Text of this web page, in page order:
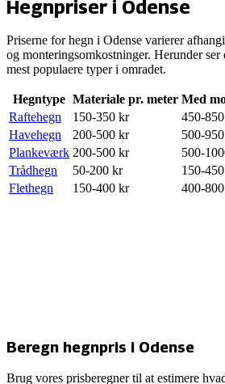
Hegnpriser i Odense
Priserne for hegn i Odense varierer
og monteringsomkostninger. Herunder
mest populaere typer i omradet.
Hegntype Materiale pr. meter Med
Raftehegn
150-350 kr 450-850
Havehegn
200-500 kr 500-950
Plankeværk 200-500 kr 500-
Trådhegn
50-200 kr 150-450
Flethegn
150-400 kr 400-800
Beregn hegnpris i Odense
Brug vores prisberegner til at estimere